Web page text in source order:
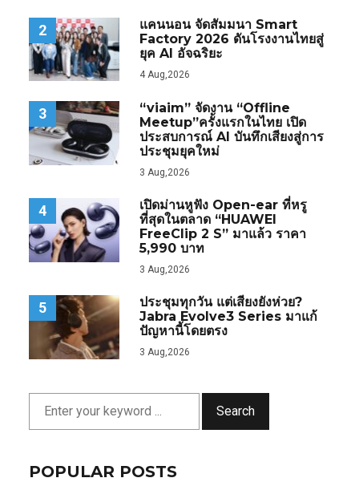
2
แคนนอน จัดสัมมนา Smart
Factory 2026 ดันโรงงานไทยสู่
ยุค AI อัจฉริยะ
4 Aug,2026
3
“viaim” จัดงาน “Offline
Meetup”ครั้งแรกในไทย เปิด
ประสบการณ์ AI บันทึกเสียงสู่การ
ประชุมยุคใหม่
3 Aug,2026
4
เปิดม่านหูฟัง Open-ear ที่หรู
ที่สุดในตลาด “HUAWEI
FreeClip 2 S” มาแล้ว ราคา
5,990 บาท
3 Aug,2026
5
ประชุมทุกวัน แต่เสียงยังห่วย?
Jabra Evolve3 Series มาแก้
ปัญหานี้โดยตรง
3 Aug,2026
Search
POPULAR POSTS